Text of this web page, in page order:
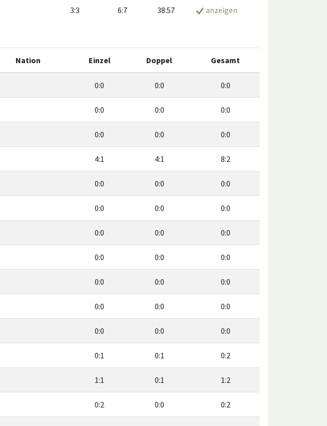
3:3 6:7 38:57 anzeigen
Nation Einzel Doppel Gesamt
0:0 0:0 0:0
0:0 0:0 0:0
0:0 0:0 0:0
4:1 4:1 8:2
0:0 0:0 0:0
0:0 0:0 0:0
0:0 0:0 0:0
0:0 0:0 0:0
0:0 0:0 0:0
0:0 0:0 0:0
0:0 0:0 0:0
0:1 0:1 0:2
1:1 0:1 1:2
0:2 0:0 0:2